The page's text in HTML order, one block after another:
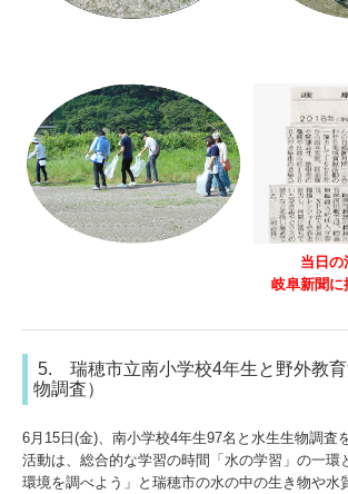
当日の
岐阜新聞に
5. 瑞穂市立南小学校4年生と野外教
物調査）
6月15日(金)、南小学校4年生97名と水生生物調査
活動は、総合的な学習の時間「水の学習」の一環
環境を調べよう」と瑞穂市の水の中の生き物や水